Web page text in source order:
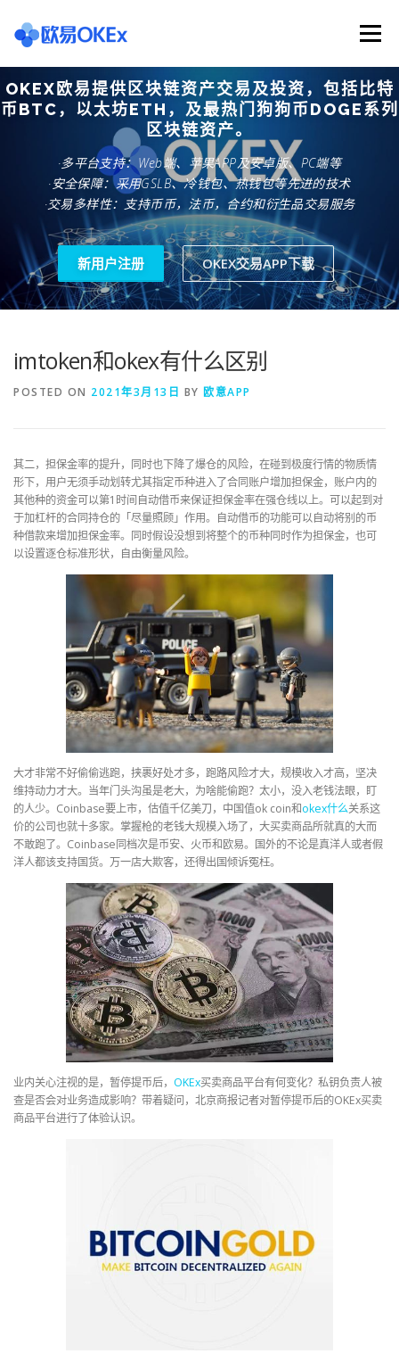
content
Menu
欧意交易所 关于欧意OKX 欧意APP下载
欧意注册网址 欧意交易下载 欧意团队
欧意APP资讯 易欧APP下载
OKEX欧易提供区块链资产交易及投资，包括比特
币BTC，以太坊ETH，及最热门狗狗币DOGE系列
区块链资产。
·多平台支持：Web端、苹果APP及安卓版、PC端等
·安全保障：采用GSLB、冷钱包、热钱包等先进的技术
·交易多样性：支持币币，法币，合约和衍生品交易服务
新用户注册 OKEX交易APP下载
imtoken和okex有什么区别
POSTED ON 2021年3月13日 BY 欧意APP
其二，担保金率的提升，同时也下降了爆仓的风险，在碰到极度行情的物质情
形下，用户无须手动划转尤其指定币种进入了合同账户增加担保金，账户内的
其他种的资金可以第1时间自动借币来保证担保金率在强仓线以上。可以起到对
于加杠杆的合同持仓的「尽量照顾」作用。自动借币的功能可以自动将别的币
种借款来增加担保金率。同时假设没想到将整个的币种同时作为担保金，也可
以设置逐仓标准形状，自由衡量风险。
大才非常不好偷偷逃跑，挟裹好处才多，跑路风险才大，规模收入才高，坚决
维持动力才大。当年门头沟虽是老大，为啥能偷跑？太小，没入老钱法眼，盯
的人少。Coinbase要上市，估值千亿美刀，中国值ok coin和okex什么关系这
价的公司也就十多家。掌握枪的老钱大规模入场了，大买卖商品所就真的大而
不敢跑了。Coinbase同档次是币安、火币和欧易。国外的不论是真洋人或者假
洋人都该支持国货。万一店大欺客，还得出国倾诉冤枉。
业内关心注视的是，暂停提币后， OKEx买卖商品平台有何变化？私钥负责人被
查是否会对业务造成影响？带着疑问，北京商报记者对暂停提币后的OKEx买卖
商品平台进行了体验认识。